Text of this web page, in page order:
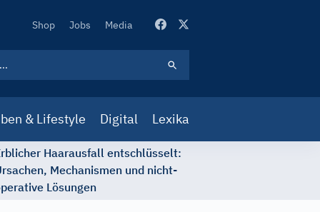
Secondary
Shop Jobs Media
& Lifestyle Digital Lexika
Haarausfall entschlüsselt:
Mechanismen und nicht-
Lösungen